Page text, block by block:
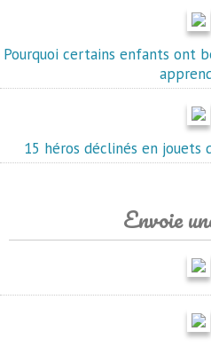
Pourquoi certains enfants ont
15 héros déclinés en
Envoie